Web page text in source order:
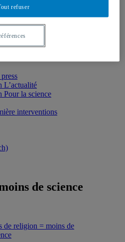
notes
L’actualité
Pour la science
interventions
de science
de religion = moins de
refuser